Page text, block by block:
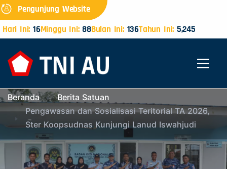
Pengunjung Website
Hari Ini: 16Minggu Ini:88Bulan Ini:136Tahun Ini: 5,245
Beranda
Berita Satuan
Pengawasan dan Sosialisasi Teritorial TA 2026,
Ster Koopsudnas Kunjungi Lanud Iswahjudi